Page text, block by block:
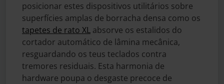
posicionar estes dispositivos utilitários sobre
superfícies amplas de borracha densa como os
tapetes de rato XL absorve os estalidos do
cortador automático de lâmina mecânica,
resguardando os teus teclados contra
tremores residuais. Esta harmonia de
hardware poupa o desgaste precoce de